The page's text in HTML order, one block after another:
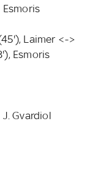
Esmoris
Laimer <->
Esmoris
Gvardiol